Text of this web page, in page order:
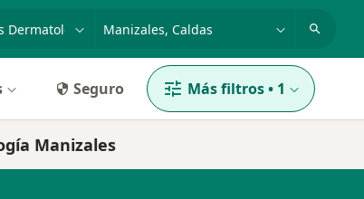
Seguro Más filtros• 1
Manizales